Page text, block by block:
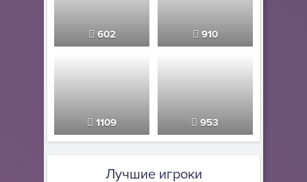
602 910
1109 953
Лучшие игроки